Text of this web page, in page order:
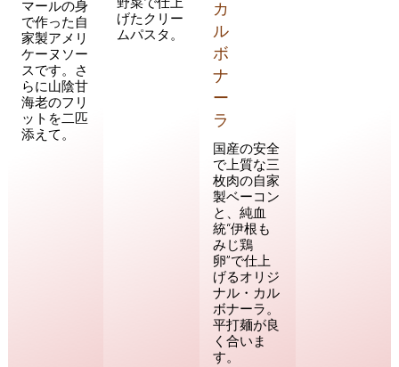
マールの身
で作った自
家製アメリ
ケーヌソー
スです。さ
らに山陰甘
海老のフリ
ットを二匹
添えて。
げたクリー
ムパスタ。
カ
ル
ボ
ナ
ー
ラ
国産の安全
で上質な三
枚肉の自家
製ベーコン
と、純血
統“伊根も
みじ鶏
卵”で仕上
げるオリジ
ナル・カル
ボナーラ。
平打麺が良
く合いま
す。